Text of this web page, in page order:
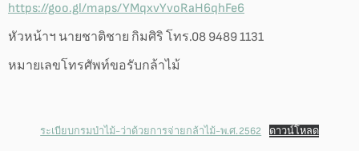
https://goo.gl/maps/YMqxvYvoRaH6qhFe6
หัวหน้าฯ นายชาติชาย กิมศิริ โทร.08 9489 1131
หมายเลขโทรศัพท์ขอรับกล้าไม้
ระเบียบกรมป่าไม้-ว่าด้วยการจ่ายกล้าไม้-พ.ศ.2562 ดาวน์โหลด